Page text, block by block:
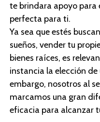
te brindara apoyo para
perfecta para ti.
Ya sea que estés
sueños, vender tu
bienes raíces, es
instancia la elección de
embargo, nosotros al
marcamos una gran
eficacia para alcanzar